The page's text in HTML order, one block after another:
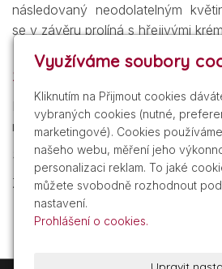
následovaný neodolatelným
se v závěru prolíná s hřejivými
Složení
Hlava: mražený ananas, malina,
mandarinka
Srdce: leknín, kokosová orchidej,
Základ: vanilkový sorbet, bílé
Využíváme soubory
Kliknutím na Přijmout cookies
vybraných cookies (nutné,
marketingové). Cookies
našeho webu, měření jeho
personalizaci reklam. To jaké
můžete svobodně rozhodnout
nastavení.
Prohlášení o cookies.